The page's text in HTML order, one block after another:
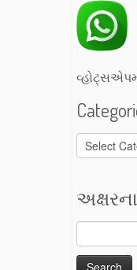
Categories